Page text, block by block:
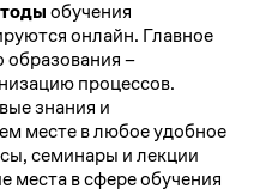
обучения
онлайн. Главное
образования –
процессов.
знания и
месте в любое удобное
семинары и лекции
места в сфере обучения